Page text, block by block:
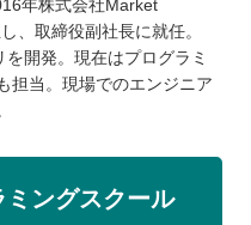
年株式会社Market
、取締役副社長に就任。
開発。現在はプログラミ
担当。現場でのエンジニア
ングスクール